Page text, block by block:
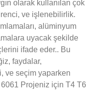
olarak kullanılan çok
ve işlenebilirlik.
alüminyum
uyacak şekilde
ifade eder.. Bu
faydalar,
ve seçim yaparken
6061 Projeniz için T4 T6